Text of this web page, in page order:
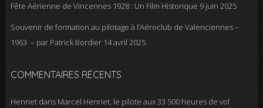
Fête Aérienne de Vincennes 1928 : Un Film Historique 9 juin 2025
Souvenir de formation au pilotage à l’Aéroclub de Valenciennes –
1963 – par Patrick Bordier 14 avril 2025
COMMENTAIRES RÉCENTS
Henrietdans Marcel Henriet, le pilote aux 33 500 heures de vol